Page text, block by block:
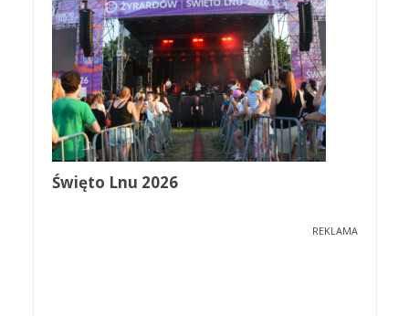
Święto Lnu 2026
REKLAMA